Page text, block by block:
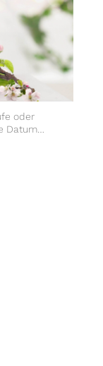
oder
Datum